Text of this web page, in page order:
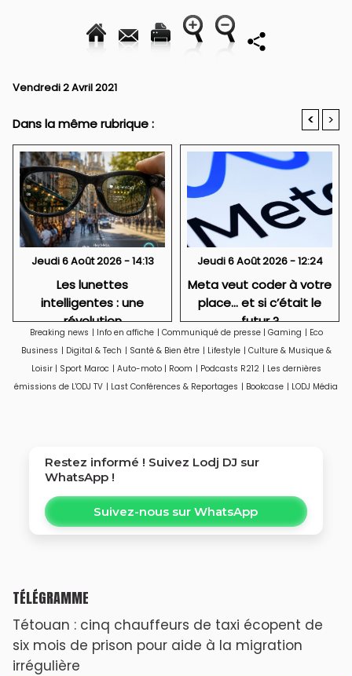
Vendredi 2 Avril 2021
Dans la même rubrique : < >
Jeudi 6 Août 2026 - 14:13
Les lunettes
intelligentes : une
révolution
technologique qui
soulève aussi des
questions sur la vie
privée
Jeudi 6 Août 2026 - 12:24
Meta veut coder à votre
place… et si c’était le
futur ?
Breaking news | Info en affiche | Communiqué de presse | Gaming | Eco
Business | Digital & Tech | Santé & Bien être | Lifestyle | Culture & Musique &
Loisir | Sport Maroc | Auto-moto | Room | Podcasts R212 | Les dernières
émissions de L'ODJ TV | Last Conférences & Reportages | Bookcase | LODJ Média
Restez informé ! Suivez Lodj DJ sur
WhatsApp !
Suivez-nous sur WhatsApp
TÉLÉGRAMME
Tétouan : cinq chauffeurs de taxi écopent de
six mois de prison pour aide à la migration
irrégulière